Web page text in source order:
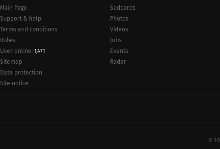
Main Page
Support & help
Terms and conditions
Rules
User online: 1,471
Sitemap
Data protection
Site notice
Sedcards
Photos
Videos
Jobs
Events
Radar
©